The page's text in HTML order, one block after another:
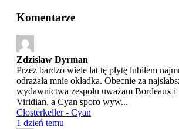
Komentarze
Zdzisław Dyrman
Przez bardzo wiele lat tę płytę lubiłem
odrażała mnie okładka. Obecnie za
wydawnictwa zespołu uważam Bordeaux i
Viridian, a Cyan sporo wyw...
Closterkeller - Cyan
1 dzień temu